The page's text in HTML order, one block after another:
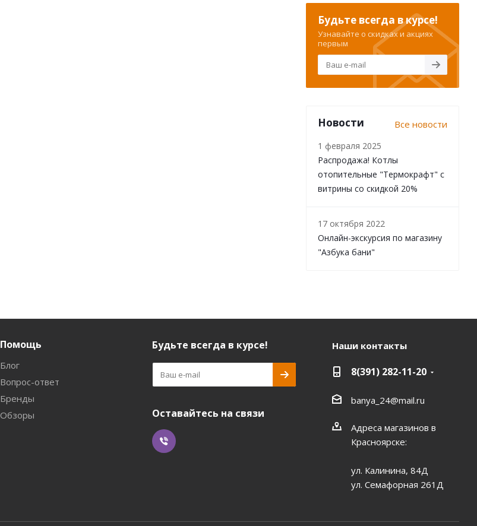
Будьте всегда в курсе!
Узнавайте о скидках и акциях
первым
Новости Все новости
1 февраля 2025
Распродажа! Котлы
отопительные "Термокрафт" с
витрины со скидкой 20%
17 октября 2022
Онлайн-экскурсия по магазину
"Азбука бани"
Помощь
Блог
Вопрос-ответ
Бренды
Обзоры
Будьте всегда в курсе!
Оставайтесь на связи
Наши контакты
8(391) 282-11-20
banya_24@mail.ru
Адреса магазинов в
Красноярске:
ул. Калинина, 84Д
ул. Семафорная 261Д